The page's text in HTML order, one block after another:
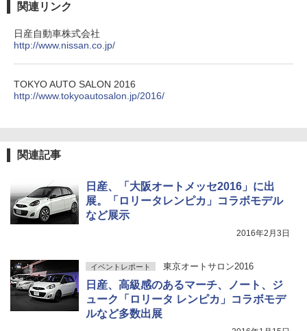
関連リンク
日産自動車株式会社
http://www.nissan.co.jp/
TOKYO AUTO SALON 2016
http://www.tokyoautosalon.jp/2016/
関連記事
日産、「大阪オートメッセ2016」に出
展。「ロリータレンピカ」コラボモデル
など展示
2016年2月3日
イベントレポート 東京オートサロン2016
日産、高級感のあるマーチ、ノート、ジ
ューク「ロリータ レンピカ」コラボモデ
ルなど多数出展